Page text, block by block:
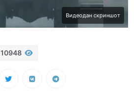
Видеодан скриншот
10948